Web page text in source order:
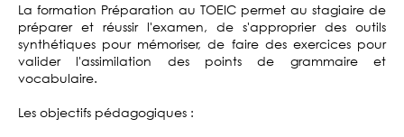
La formation Préparation au TOEIC permet au stagiaire de
préparer et réussir l'examen, de s'approprier des outils
synthétiques pour mémoriser, de faire des exercices pour
valider l'assimilation des points de grammaire et
vocabulaire.
Les objectifs pédagogiques :